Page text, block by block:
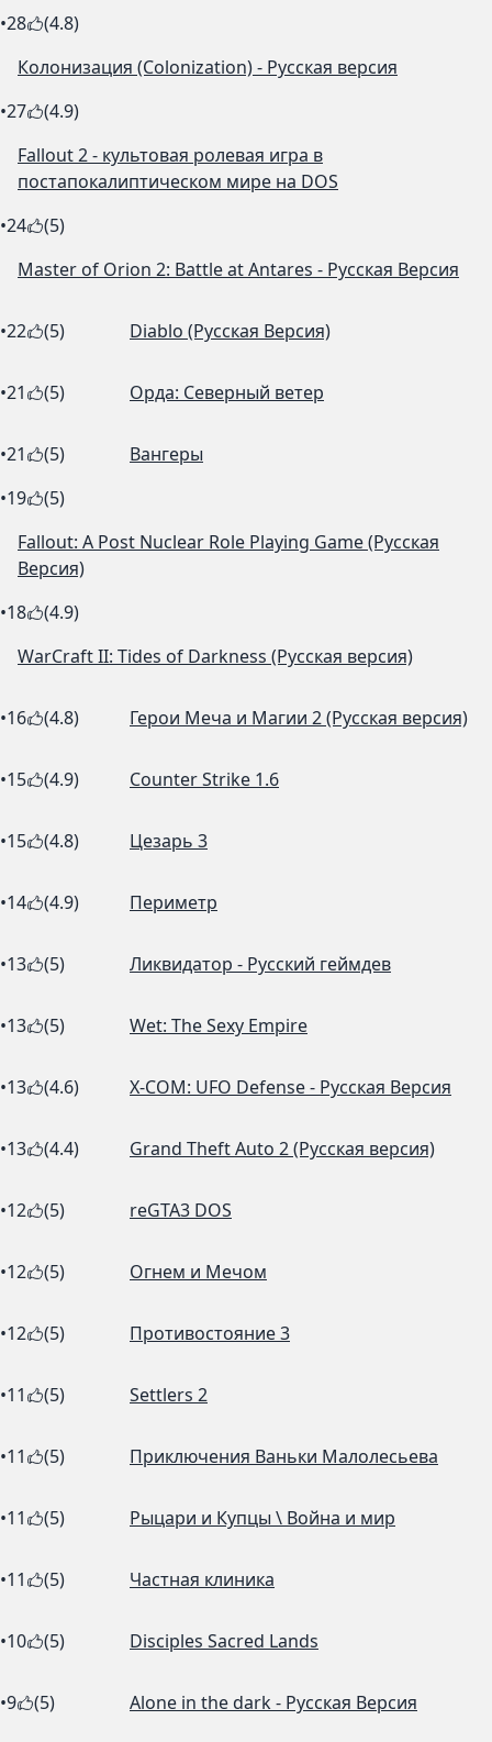
•28
(4.8)
Колонизация (Colonization) - Русская версия
•27
(4.9)
Fallout 2 - культовая ролевая игра в
постапокалиптическом мире на DOS
•24
(5)
Master of Orion 2: Battle at Antares - Русская Версия
•22 (5) Diablo (Русская Версия)
•21 (5) Орда: Северный ветер
•21 (5)
Вангеры
•19
(5)
Fallout: A Post Nuclear Role Playing Game (Русская
Версия)
•18
(4.9)
WarCraft II: Tides of Darkness (Русская версия)
•16 (4.8) Герои Меча и Магии 2 (Русская версия)
•15 (4.9) Counter Strike 1.6
•15 (4.8) Цезарь 3
•14 (4.9) Периметр
•13 (5) Ликвидатор - Русский геймдев
•13 (5) Wet: The Sexy Empire
•13 (4.6) X-COM: UFO Defense - Русская Версия
•13 (4.4) Grand Theft Auto 2 (Русская версия)
•12 (5) reGTA3 DOS
•12 (5) Огнем и Мечом
•12 (5) Противостояние 3
•11 (5) Settlers 2
•11 (5) Приключения Ваньки Малолесьева
•11 (5) Рыцари и Купцы \ Война и мир
•11 (5) Частная клиника
•10 (5) Disciples Sacred Lands
•9 (5) Alone in the dark - Русская Версия